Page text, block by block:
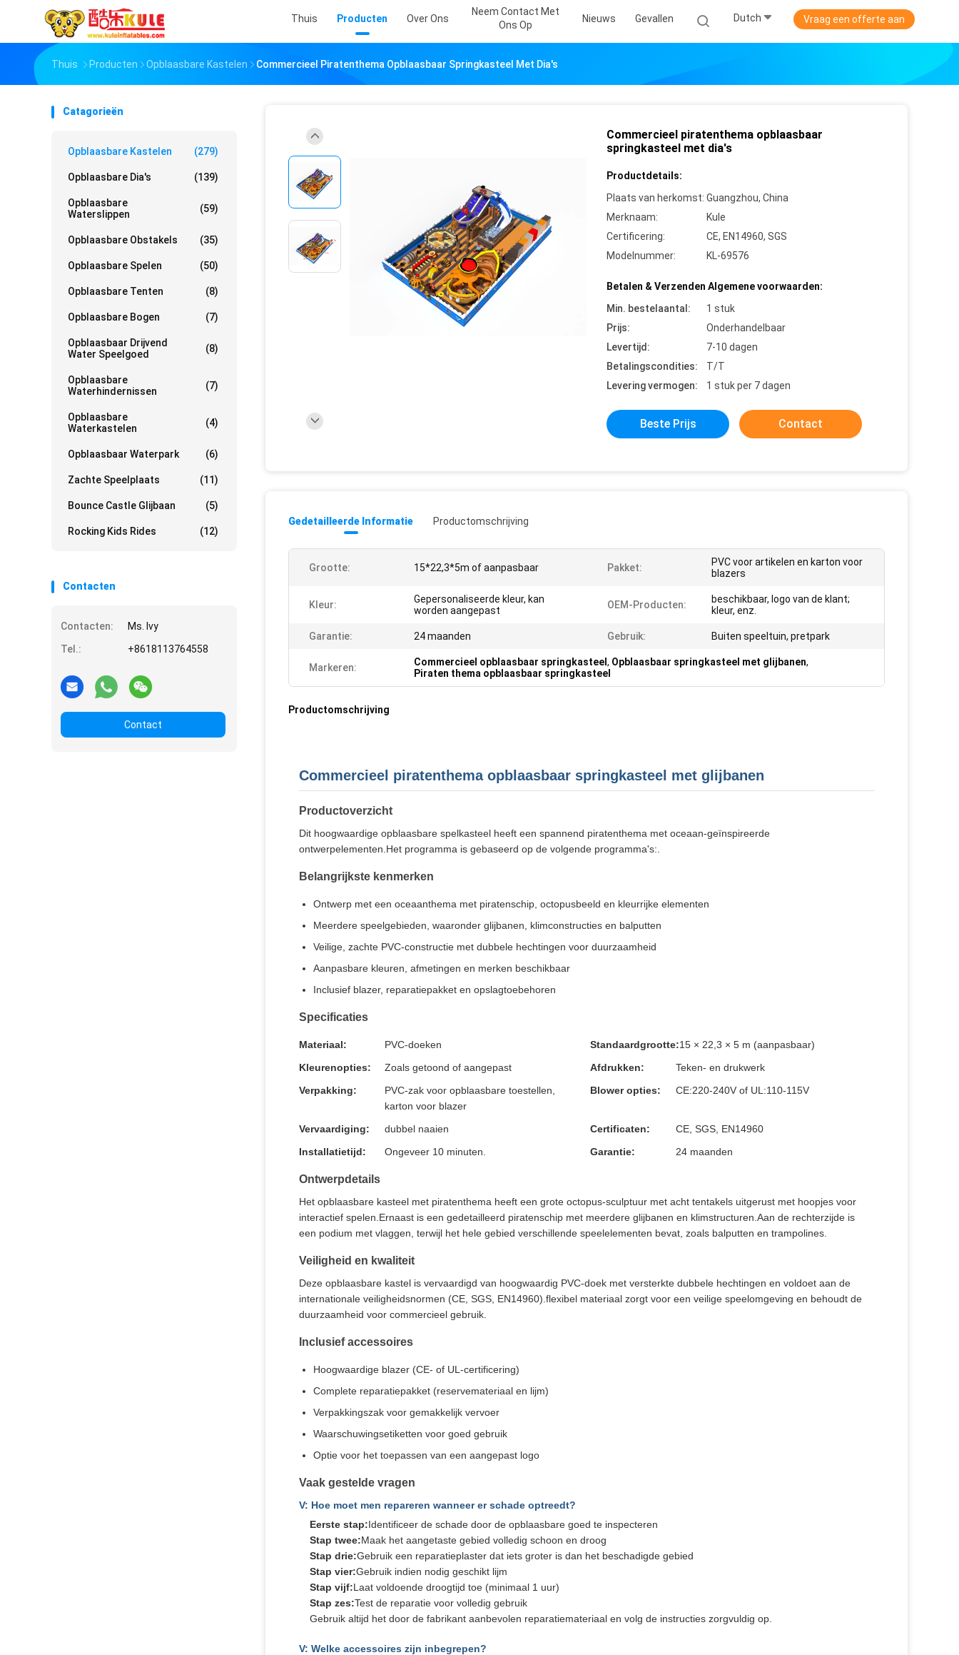
Thuis Producten Over Ons
Neem Contact Met
Ons Op
Nieuws Gevallen Dutch Vraag een offerte aan
Thuis Producten Opblaasbare Kastelen Commercieel Piratenthema Opblaasbaar Springkasteel Met Dia's
Catagorieën
Opblaasbare Kastelen (279)
Opblaasbare Dia's (139)
Opblaasbare
Waterslippen
(59)
Opblaasbare Obstakels (35)
Opblaasbare Spelen (50)
Opblaasbare Tenten (8)
Opblaasbare Bogen (7)
Opblaasbaar Drijvend
Water Speelgoed
(8)
Opblaasbare
Waterhindernissen
(7)
Opblaasbare
Waterkastelen
(4)
Opblaasbaar Waterpark (6)
Zachte Speelplaats (11)
Bounce Castle Glijbaan (5)
Rocking Kids Rides (12)
Contacten
Contacten:
Ms. Ivy
Tel.:
+8618113764558
Contact
Commercieel piratenthema opblaasbaar
springkasteel met dia's
Productdetails:
Plaats van herkomst: Guangzhou, China
Merknaam:
Kule
Certificering:
CE, EN14960, SGS
Modelnummer:
KL-69576
Betalen & Verzenden Algemene voorwaarden:
Min. bestelaantal:
1 stuk
Prijs:
Onderhandelbaar
Levertijd:
7-10 dagen
Betalingscondities:
T/T
Levering vermogen:
1 stuk per 7 dagen
Beste Prijs Contact
Gedetailleerde Informatie Productomschrijving
Grootte: 15*22,3*5m of aanpasbaar Pakket:
PVC voor artikelen en karton voor
blazers
Kleur:
Gepersonaliseerde kleur, kan
worden aangepast
OEM-Producten:
beschikbaar, logo van de klant;
kleur, enz.
Garantie: 24 maanden Gebruik: Buiten speeltuin, pretpark
Markeren: Commercieel opblaasbaar springkasteel , Opblaasbaar springkasteel met glijbanen,
Piraten thema opblaasbaar springkasteel
Productomschrijving
Commercieel piratenthema opblaasbaar springkasteel met glijbanen
Productoverzicht
Dit hoogwaardige opblaasbare spelkasteel heeft een spannend piratenthema met oceaan-geïnspireerde
ontwerpelementen.Het programma is gebaseerd op de volgende programma's:.
Belangrijkste kenmerken
Ontwerp met een oceaanthema met piratenschip, octopusbeeld en kleurrijke elementen
Meerdere speelgebieden, waaronder glijbanen, klimconstructies en balputten
Veilige, zachte PVC-constructie met dubbele hechtingen voor duurzaamheid
Aanpasbare kleuren, afmetingen en merken beschikbaar
Inclusief blazer, reparatiepakket en opslagtoebehoren
Specificaties
Materiaal: PVC-doeken Standaardgrootte:15 × 22,3 × 5 m (aanpasbaar)
Kleurenopties:
Zoals getoond of aangepast Afdrukken:
Teken- en drukwerk
Verpakking:
PVC-zak voor opblaasbare toestellen,
karton voor blazer
Blower opties: CE:220-240V of UL:110-115V
Vervaardiging: dubbel naaien Certificaten:
CE, SGS, EN14960
Installatietijd:
Ongeveer 10 minuten. Garantie: 24 maanden
Ontwerpdetails
Het opblaasbare kasteel met piratenthema heeft een grote octopus-sculptuur met acht tentakels uitgerust met hoopjes voor
interactief spelen.Ernaast is een gedetailleerd piratenschip met meerdere glijbanen en klimstructuren.Aan de rechterzijde is
een podium met vlaggen, terwijl het hele gebied verschillende speelelementen bevat, zoals balputten en trampolines.
Veiligheid en kwaliteit
Deze opblaasbare kastel is vervaardigd van hoogwaardig PVC-doek met versterkte dubbele hechtingen en voldoet aan de
internationale veiligheidsnormen (CE, SGS, EN14960).flexibel materiaal zorgt voor een veilige speelomgeving en behoudt de
duurzaamheid voor commercieel gebruik.
Inclusief accessoires
Hoogwaardige blazer (CE- of UL-certificering)
Complete reparatiepakket (reservemateriaal en lijm)
Verpakkingszak voor gemakkelijk vervoer
Waarschuwingsetiketten voor goed gebruik
Optie voor het toepassen van een aangepast logo
Vaak gestelde vragen
V: Hoe moet men repareren wanneer er schade optreedt?
Eerste stap:Identificeer de schade door de opblaasbare goed te inspecteren
Stap twee:Maak het aangetaste gebied volledig schoon en droog
Stap drie:Gebruik een reparatieplaster dat iets groter is dan het beschadigde gebied
Stap vier:Gebruik indien nodig geschikt lijm
Stap vijf:Laat voldoende droogtijd toe (minimaal 1 uur)
Stap zes:Test de reparatie voor volledig gebruik
Gebruik altijd het door de fabrikant aanbevolen reparatiemateriaal en volg de instructies zorgvuldig op.
V: Welke accessoires zijn inbegrepen?